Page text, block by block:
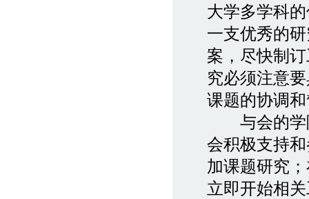
大学多学科
一支优秀的
案，尽快制
究必须注意
课题的协调
与会的学院
会积极支持
加课题研究
立即开始相